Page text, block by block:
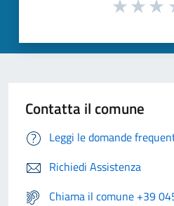
Contatta il comune
Leggi le domande
Richiedi Assistenza
Chiama il comune +39